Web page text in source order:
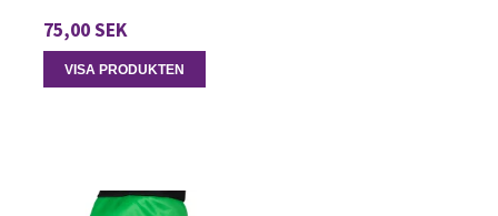
75,00 SEK
VISA PRODUKTEN